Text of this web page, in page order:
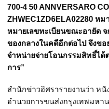
700-4 50 ANNVERSARO
ZHWEC1ZD6ELA02280 หม
หมายเลขทะเบียนขณะอายัด
ของกลางในคดีอีกต่อไป จึงขอ
จำหน่ายจ่ายโอนกรรมสิทธิ์ได้
การ”
สำนักข่าวอิศรารายงานว่า ห
อำนวยการขนส่งกรุงเทพมห